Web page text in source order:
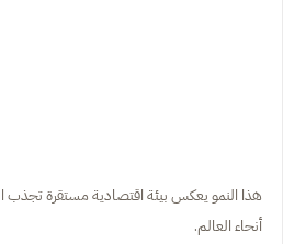
هذا النمو يعكس بيئة اقتصادية مستقرة
أنحاء العالم.